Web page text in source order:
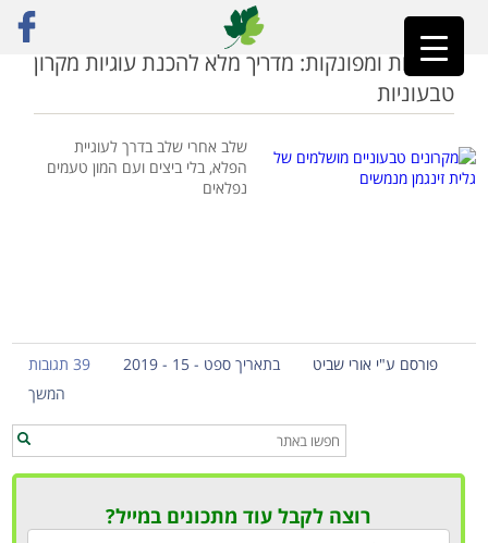
ראשי»מקרונים
מפנקות ומפונקות: מדריך מלא להכנת עוגיות מקרון
טבעוניות
שלב אחרי שלב בדרך לעוגיית
הפלא, בלי ביצים ועם המון טעמים
נפלאים
פורסם ע"י אורי שביט בתאריך ספט - 15 - 2019
39 תגובות
המשך
רוצה לקבל עוד מתכונים במייל?